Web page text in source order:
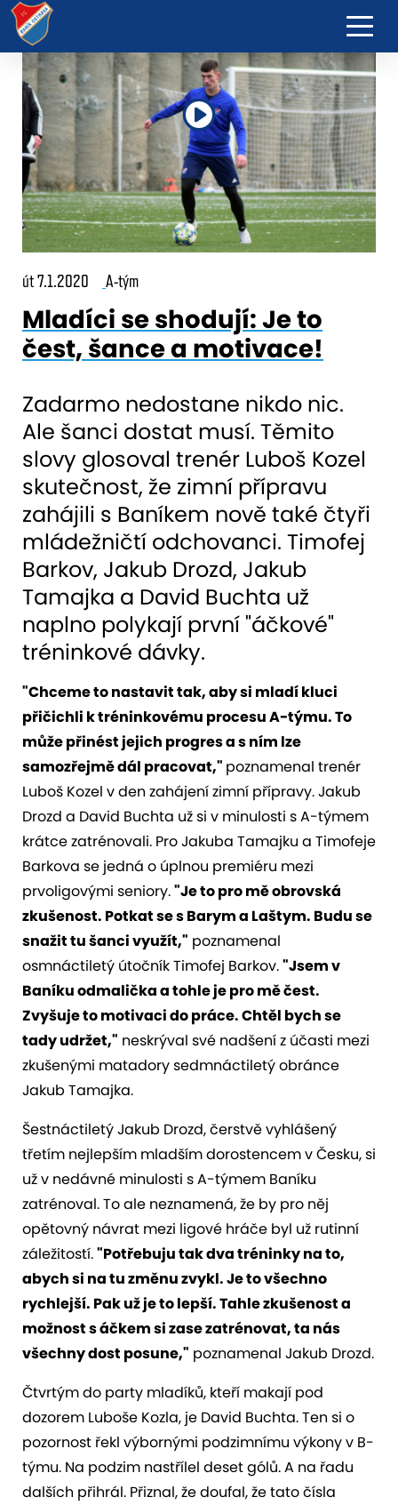
út 7.1.2020 A-tým
Mladíci se shodují: Je to
čest, šance a motivace!
Zadarmo nedostane nikdo nic.
Ale šanci dostat musí. Těmito
slovy glosoval trenér Luboš Kozel
skutečnost, že zimní přípravu
zahájili s Baníkem nově také čtyři
mládežničtí odchovanci. Timofej
Barkov, Jakub Drozd, Jakub
Tamajka a David Buchta už
naplno polykají první "áčkové"
tréninkové dávky.
"Chceme to nastavit tak, aby si mladí kluci
přičichli k tréninkovému procesu A-týmu. To
může přinést jejich progres a s ním lze
samozřejmě dál pracovat," poznamenal trenér
Luboš Kozel v den zahájení zimní přípravy. Jakub
Drozd a David Buchta už si v minulosti s A-týmem
krátce zatrénovali. Pro Jakuba Tamajku a Timofeje
Barkova se jedná o úplnou premiéru mezi
prvoligovými seniory."Je to pro mě obrovská
zkušenost. Potkat se s Barym a Laštym. Budu se
snažit tu šanci využít," poznamenal
osmnáctiletý útočník Timofej Barkov."Jsem v
Baníku odmalička a tohle je pro mě čest.
Zvyšuje to motivaci do práce. Chtěl bych se
tady udržet," neskrýval své nadšení z účasti mezi
zkušenými matadory sedmnáctiletý obránce
Jakub Tamajka.
Šestnáctiletý Jakub Drozd, čerstvě vyhlášený
třetím nejlepším mladším dorostencem v Česku, si
už v nedávné minulosti s A-týmem Baníku
zatrénoval. To ale neznamená, že by pro něj
opětovný návrat mezi ligové hráče byl už rutinní
záležitostí."Potřebuju tak dva tréninky na to,
abych si na tu změnu zvykl. Je to všechno
rychlejší. Pak už je to lepší. Tahle zkušenost a
možnost s áčkem si zase zatrénovat, ta nás
všechny dost posune," poznamenal Jakub Drozd.
Čtvrtým do party mladíků, kteří makají pod
dozorem Luboše Kozla, je David Buchta. Ten si o
pozornost řekl výbornými podzimnímu výkony v B-
týmu. Na podzim nastřílel deset gólů. A na řadu
dalších přihrál. Přiznal, že doufal, že tato čísla